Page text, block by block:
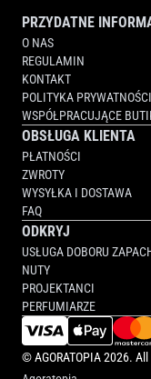
PRZYDATNE
O NAS
REGULAMIN
KONTAKT
POLITYKA
WSPÓŁPRACUJĄCE
OBSŁUGA KLIENTA
PŁATNOŚCI
ZWROTY
WYSYŁKA I DOSTAWA
FAQ
ODKRYJ
USŁUGA DOBORU
NUTY
PROJEKTANCI
PERFUMIARZE
©AGORATOPIA2026. All